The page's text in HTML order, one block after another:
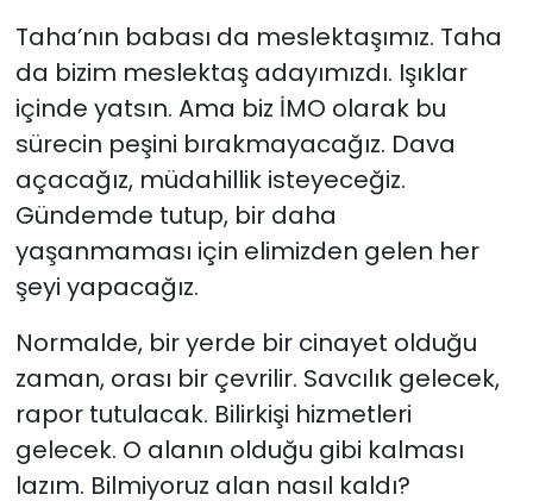
Taha’nın babası da meslektaşımız. Taha
da bizim meslektaş adayımızdı. Işıklar
içinde yatsın. Ama biz İMO olarak bu
sürecin peşini bırakmayacağız. Dava
açacağız, müdahillik isteyeceğiz.
Gündemde tutup, bir daha
yaşanmaması için elimizden gelen her
şeyi yapacağız.
Normalde, bir yerde bir cinayet olduğu
zaman, orası bir çevrilir. Savcılık gelecek,
rapor tutulacak. Bilirkişi hizmetleri
gelecek. O alanın olduğu gibi kalması
lazım. Bilmiyoruz alan nasıl kaldı?